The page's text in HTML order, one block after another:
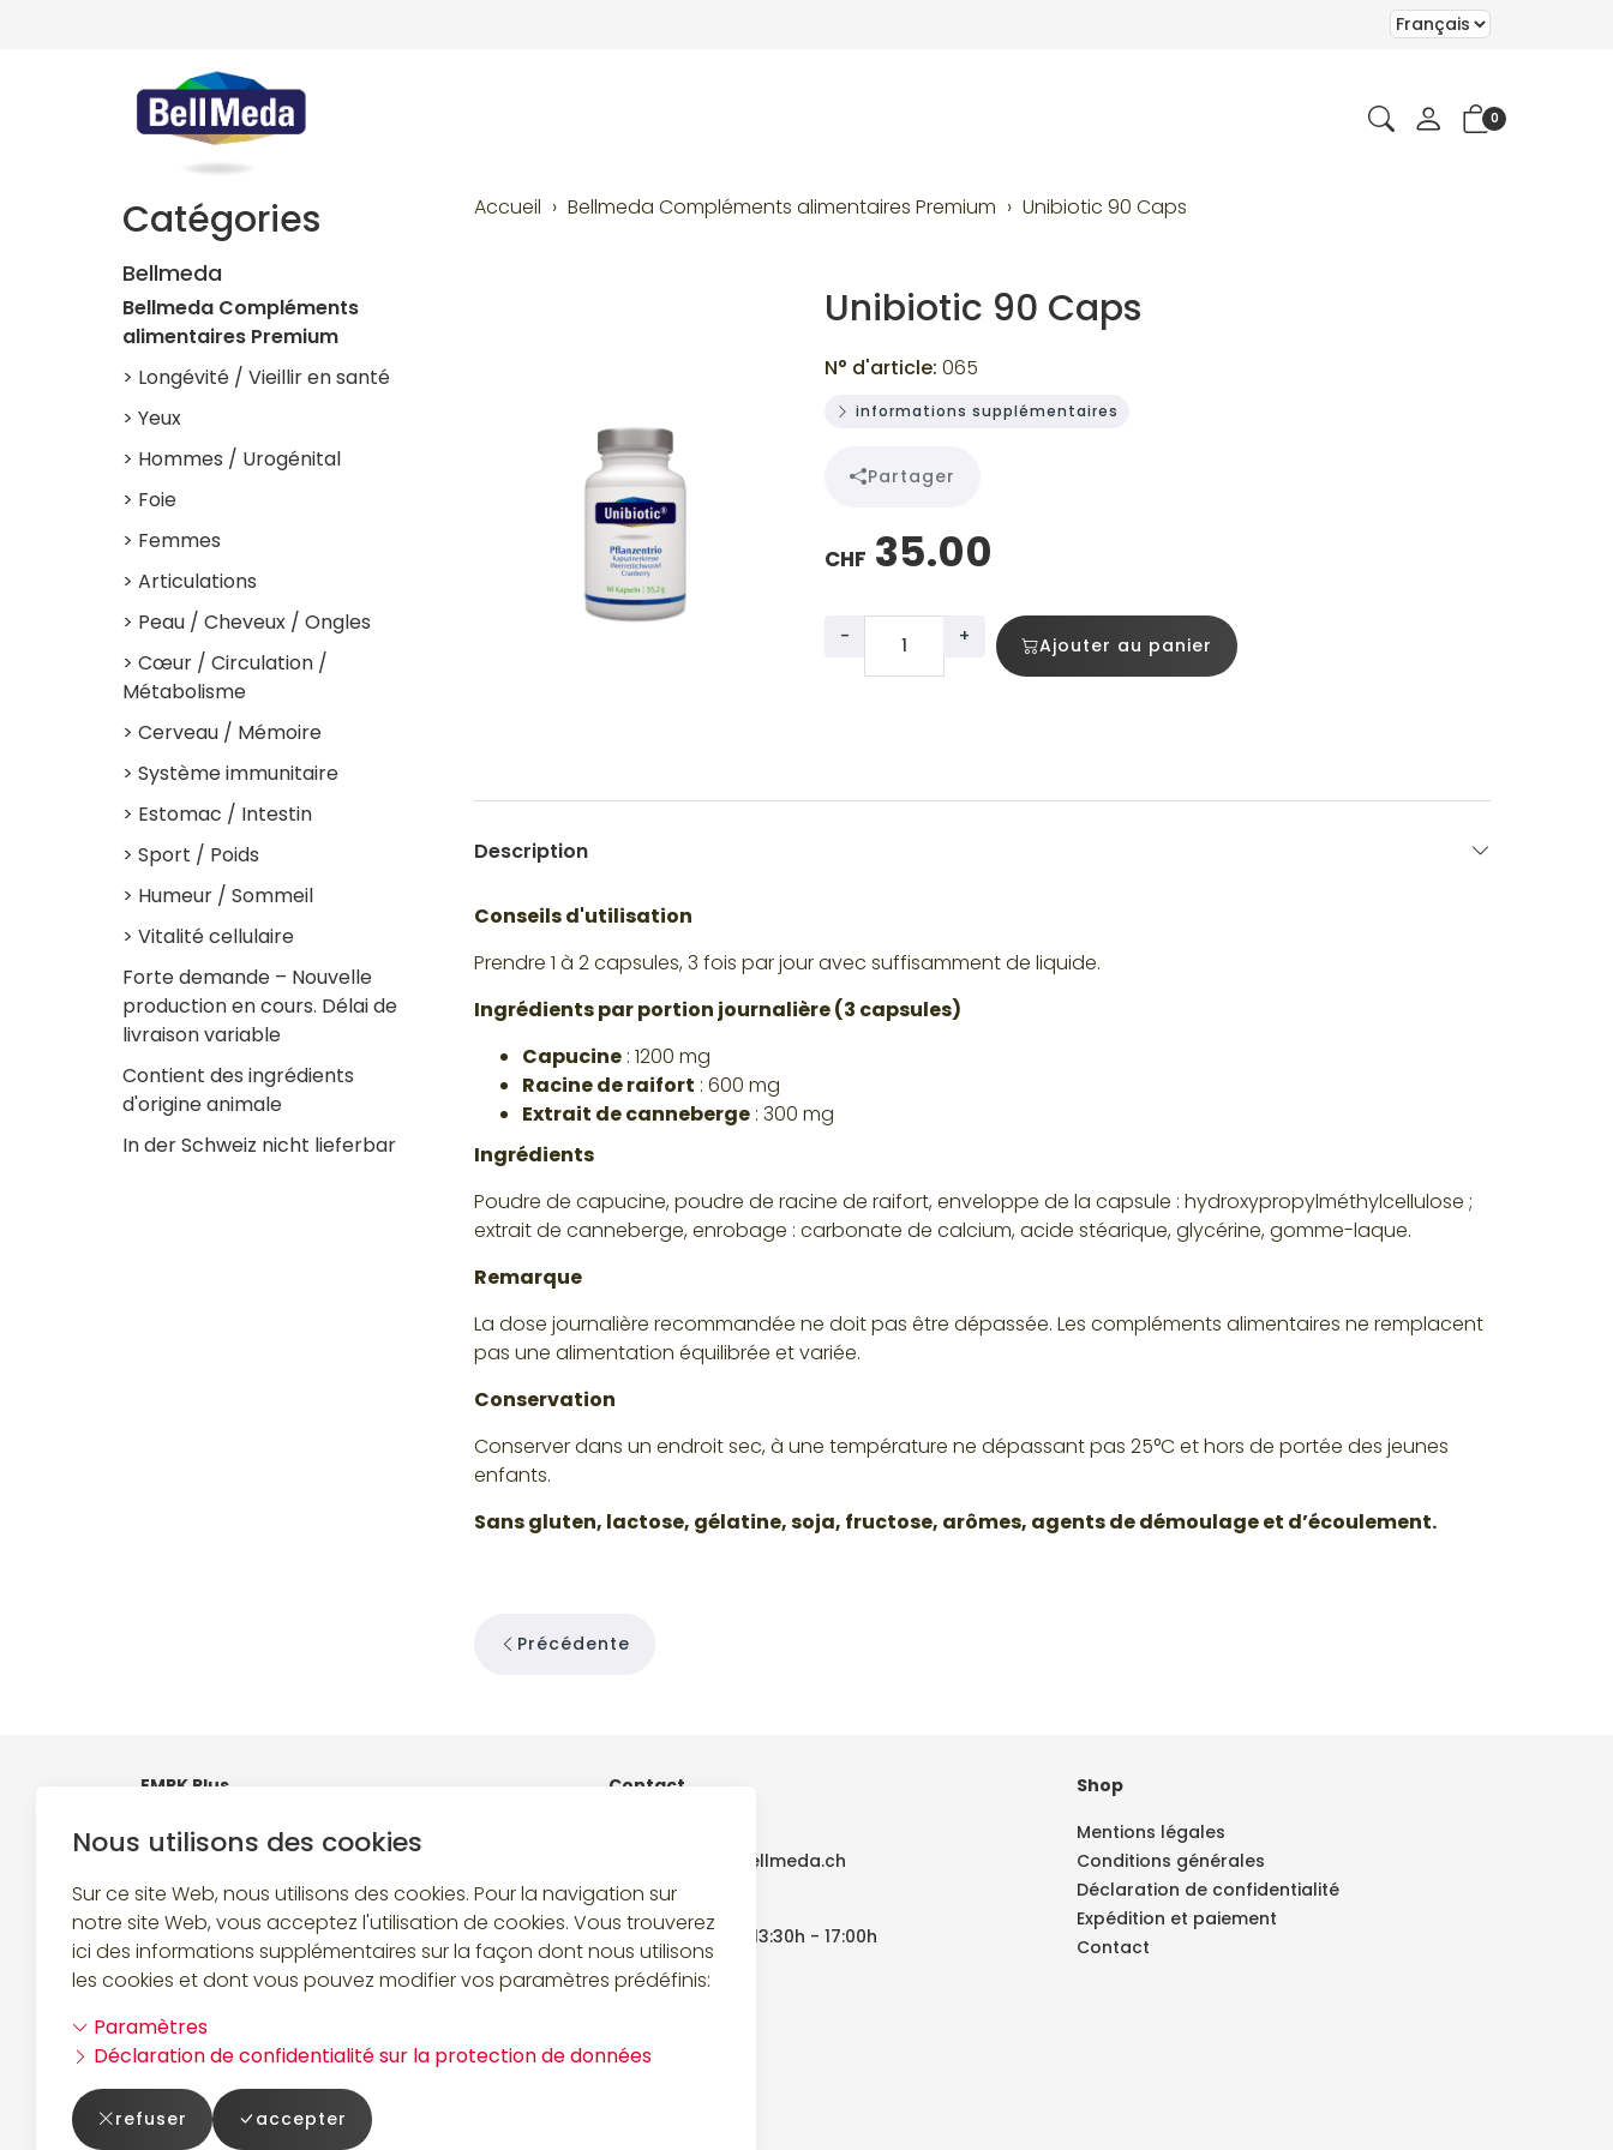
Nous utilisons des cookies
Sur ce site Web, nous utilisons des cookies. Pour la navigation sur
notre site Web, vous acceptez l'utilisation de cookies. Vous trouverez
ici des informations supplémentaires sur la façon dont nous utilisons
les cookies et dont vous pouvez modifier vos paramètres prédéfinis:
Paramètres
Déclaration de confidentialité sur la protection de données
refuser accepter
0
Accueil Bellmeda Compléments alimentaires Premium Unibiotic 90 Caps
Unibiotic 90 Caps
N° d'article: 065
informations supplémentaires
Partager
CHF 35.00
- + Ajouter au panier
Description
Conseils d'utilisation
Prendre 1 à 2 capsules, 3 fois par jour avec suffisamment de liquide.
Ingrédients par portion journalière (3 capsules)
Capucine: 1200 mg
Racine de raifort : 600 mg
Extrait de canneberge: 300 mg
Ingrédients
Poudre de capucine, poudre de racine de raifort, enveloppe de la capsule : hydroxypropylméthylcellulose ;
extrait de canneberge, enrobage : carbonate de calcium, acide stéarique, glycérine, gomme-laque.
Remarque
La dose journalière recommandée ne doit pas être dépassée. Les compléments alimentaires ne remplacent
pas une alimentation équilibrée et variée.
Conservation
Conserver dans un endroit sec, à une température ne dépassant pas 25°C et hors de portée des jeunes
enfants.
Sans gluten, lactose, gélatine, soja, fructose, arômes, agents de démoulage et d’écoulement.
Précédente
Catégories
Bellmeda
Bellmeda Compléments
alimentaires Premium
> Longévité / Vieillir en santé
> Yeux
> Hommes / Urogénital
> Foie
> Femmes
> Articulations
> Peau / Cheveux / Ongles
> Cœur / Circulation /
Métabolisme
> Cerveau / Mémoire
> Système immunitaire
> Estomac / Intestin
> Sport / Poids
> Humeur / Sommeil
> Vitalité cellulaire
Forte demande – Nouvelle
production en cours. Délai de
livraison variable
Contient des ingrédients
d'origine animale
In der Schweiz nicht lieferbar
EMRK Plus
Chaltenboden 4
8834 Schindellegi
Contact
bestellung@bellmeda.ch
lundi - vendredi
08:00h - 12:00h | 13:30h - 17:00h
Shop
Mentions légales
Conditions générales
Déclaration de confidentialité
Expédition et paiement
Contact
Suivez-nous